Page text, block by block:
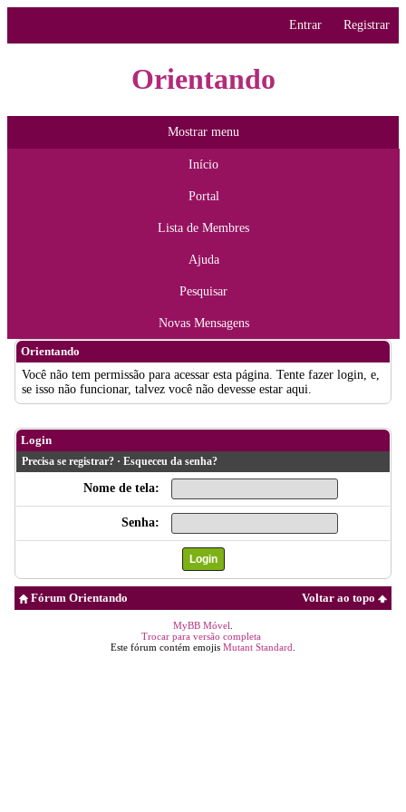
Entrar Registrar
Orientando
Mostrar menu
Início
Portal
Lista de Membres
Ajuda
Pesquisar
Novas Mensagens
Orientando
Você não tem permissão para acessar esta página. Tente fazer login, e,
se isso não funcionar, talvez você não devesse estar aqui.
Login
Precisa se registrar? · Esqueceu da senha?
Nome de tela:
Senha:
Voltar ao topo
Fórum Orientando
MyBB Móvel
Trocar para versão completa
Este fórum contém emojis Mutant Standard